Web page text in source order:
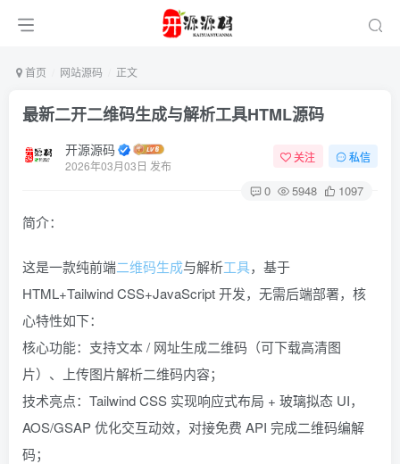
首页 网站源码 正文
最新二开二维码生成与解析工具HTML源码
开源源码
2026年03月03日 发布
关注 私信
0 5948 1097
简介：
这是一款纯前端二维码生成与解析工具，基于
HTML+Tailwind CSS+JavaScript 开发，无需后端部署，核
心特性如下：
核心功能：支持文本 / 网址生成二维码（可下载高清图
片）、上传图片解析二维码内容；
技术亮点：Tailwind CSS 实现响应式布局 + 玻璃拟态 UI，
AOS/GSAP 优化交互动效，对接免费 API 完成二维码编解
码；